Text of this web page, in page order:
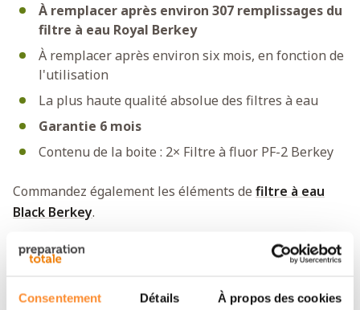
Consentement Détails À propos des cookies
À remplacer après environ 307 remplissages du
filtre à eau Royal Berkey
À remplacer après environ six mois, en fonction de
l'utilisation
La plus haute qualité absolue des filtres à eau
Garantie 6 mois
Contenu de la boite : 2× Filtre à fluor PF-2 Berkey
Commandez également les éléments de filtre à eau
Black Berkey.
*ATTENTION !
avant utilisation. Veuillez suivre les instructions ci-